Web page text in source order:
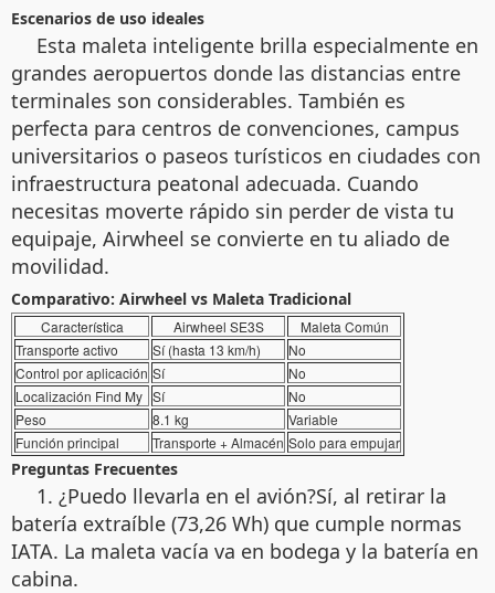
Escenarios de uso ideales
Esta maleta inteligente brilla especialmente en
grandes aeropuertos donde las distancias entre
terminales son considerables. También es
perfecta para centros de convenciones, campus
universitarios o paseos turísticos en ciudades con
infraestructura peatonal adecuada. Cuando
necesitas moverte rápido sin perder de vista tu
equipaje, Airwheel se convierte en tu aliado de
movilidad.
Comparativo: Airwheel vs Maleta Tradicional
Característica Airwheel SE3S
Maleta Común
Transporte activo
Sí (hasta 13 km/h)
No
Control por aplicación Sí
No
Localización Find My Sí
No
Peso
8.1 kg
Variable
Función principal
Transporte + Almacén Solo para empujar
Preguntas Frecuentes
1. ¿Puedo llevarla en el avión?Sí, al retirar la
batería extraíble (73,26 Wh) que cumple normas
IATA. La maleta vacía va en bodega y la batería en
cabina.